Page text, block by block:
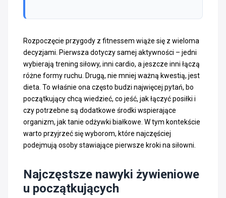
Rozpoczęcie przygody z fitnessem wiąże się z wieloma
decyzjami. Pierwsza dotyczy samej aktywności – jedni
wybierają trening siłowy, inni cardio, a jeszcze inni łączą
różne formy ruchu. Drugą, nie mniej ważną kwestią, jest
dieta. To właśnie ona często budzi najwięcej pytań, bo
początkujący chcą wiedzieć, co jeść, jak łączyć posiłki i
czy potrzebne są dodatkowe środki wspierające
organizm, jak tanie odżywki białkowe. W tym kontekście
warto przyjrzeć się wyborom, które najczęściej
podejmują osoby stawiające pierwsze kroki na siłowni.
Najczęstsze nawyki żywieniowe
u początkujących